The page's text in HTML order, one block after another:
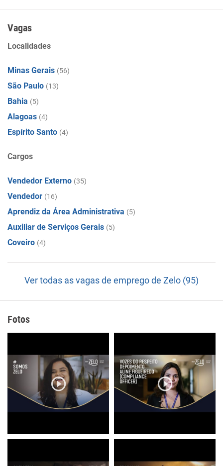
Vagas
Localidades
Minas Gerais (56)
São Paulo (13)
Bahia (5)
Alagoas (4)
Espírito Santo (4)
Cargos
Vendedor Externo (35)
Vendedor (16)
Aprendiz da Área Administrativa (5)
Auxiliar de Serviços Gerais (5)
Coveiro (4)
Ver todas as vagas de emprego de Zelo (95)
Fotos